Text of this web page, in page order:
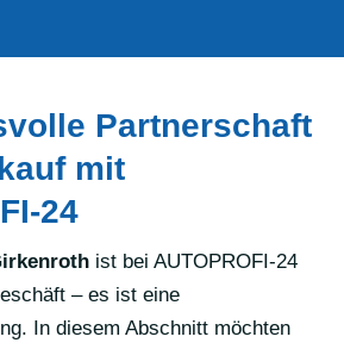
Partnerschaft
mit
24
ist bei AUTOPROFI-24
– es ist eine
In diesem Abschnitt möchten